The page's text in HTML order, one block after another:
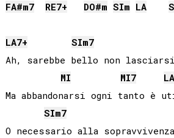
FA#m7 RE7+ DO#m SIm LA
LA7+ SIm7
Ah, sarebbe bello non
MI
MI7
LA
Ma abbandonarsi ogni tanto è
SIm7
O necessario alla sopravvivenza